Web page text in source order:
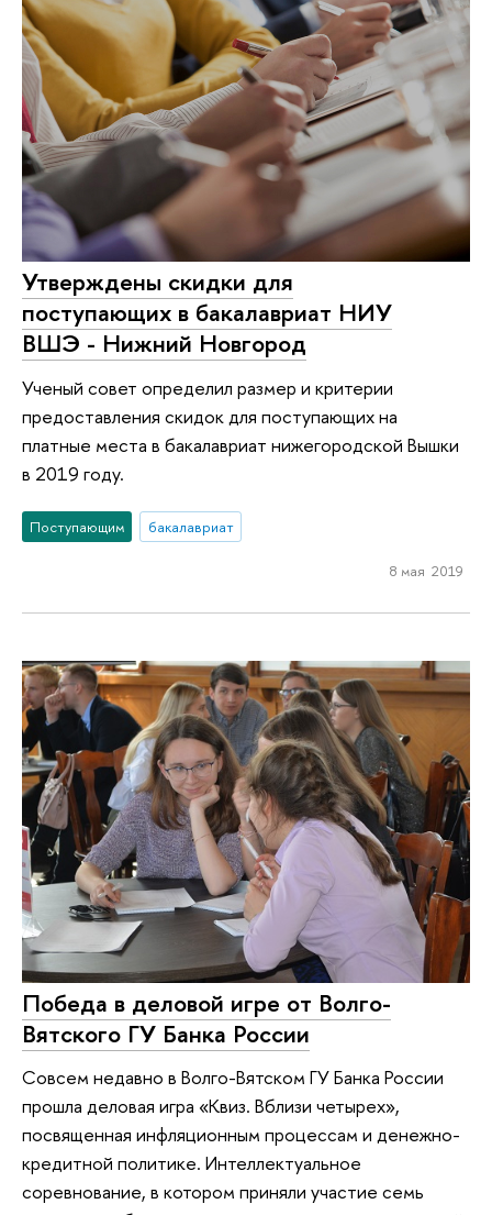
Утверждены скидки для
поступающих в бакалавриат НИУ
ВШЭ - Нижний Новгород
Ученый совет определил размер и критерии
предоставления скидок для поступающих на
платные места в бакалавриат нижегородской Вышки
в 2019 году.
Поступающим бакалавриат
8 мая 2019
Победа в деловой игре от Волго-
Вятского ГУ Банка России
Совсем недавно в Волго-Вятском ГУ Банка России
прошла деловая игра «Квиз. Вблизи четырех»,
посвященная инфляционным процессам и денежно-
кредитной политике. Интеллектуальное
соревнование, в котором приняли участие семь